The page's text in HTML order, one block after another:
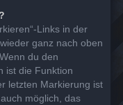
Links in der
ganz nach oben
du den
ist die Funktion
letzten Markierung ist
möglich, das